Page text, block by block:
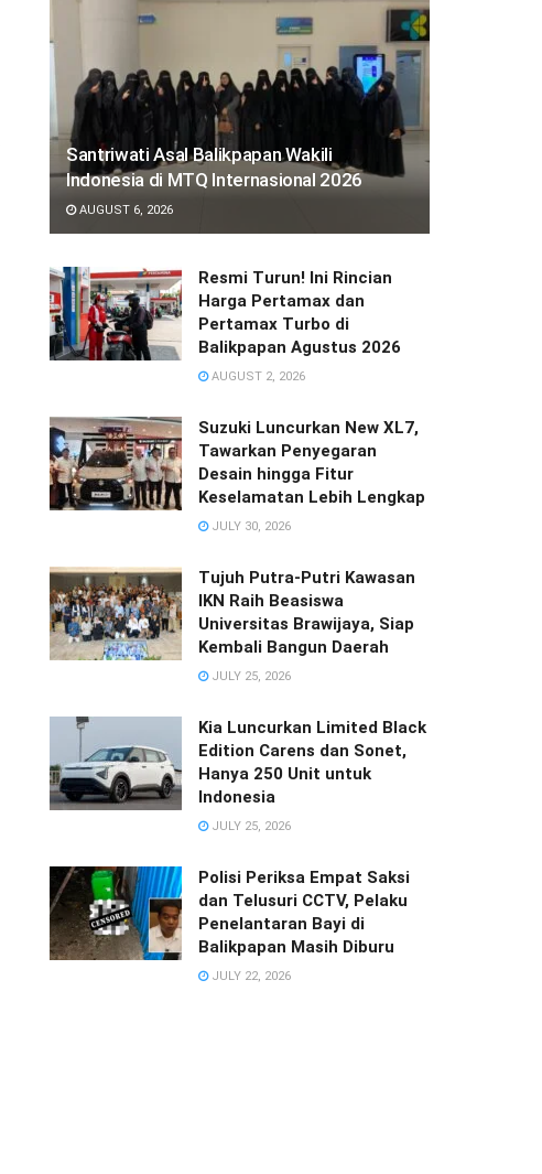
Santriwati Asal Balikpapan Wakili
Indonesia di MTQ Internasional 2026
AUGUST 6, 2026
Resmi Turun! Ini Rincian
Harga Pertamax dan
Pertamax Turbo di
Balikpapan Agustus 2026
AUGUST 2, 2026
Suzuki Luncurkan New XL7,
Tawarkan Penyegaran
Desain hingga Fitur
Keselamatan Lebih Lengkap
JULY 30, 2026
Tujuh Putra-Putri Kawasan
IKN Raih Beasiswa
Universitas Brawijaya, Siap
Kembali Bangun Daerah
JULY 25, 2026
Kia Luncurkan Limited Black
Edition Carens dan Sonet,
Hanya 250 Unit untuk
Indonesia
JULY 25, 2026
Polisi Periksa Empat Saksi
dan Telusuri CCTV, Pelaku
Penelantaran Bayi di
Balikpapan Masih Diburu
JULY 22, 2026